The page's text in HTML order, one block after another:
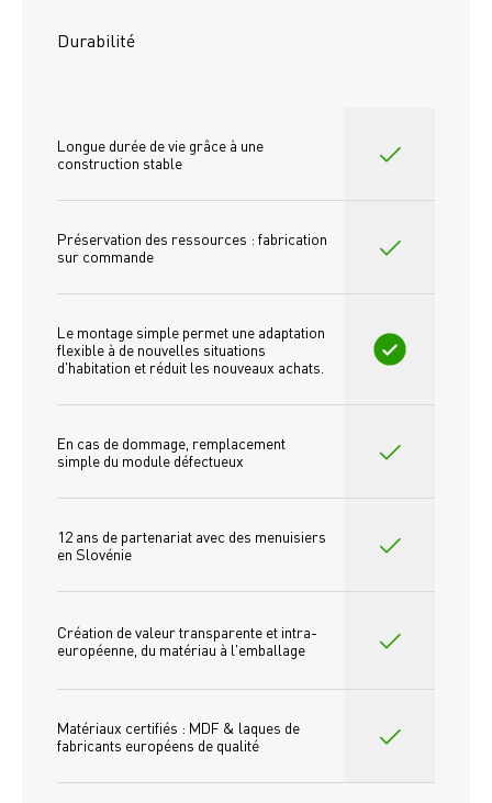
Durabilité
Longue durée de vie grâce à une
construction stable
Préservation des ressources : fabrication
sur commande
Le montage simple permet une adaptation
flexible à de nouvelles situations
d'habitation et réduit les nouveaux achats.
En cas de dommage, remplacement
simple du module défectueux
12 ans de partenariat avec des menuisiers
en Slovénie
Création de valeur transparente et intra-
européenne, du matériau à l'emballage
Matériaux certifiés : MDF & laques de
fabricants européens de qualité